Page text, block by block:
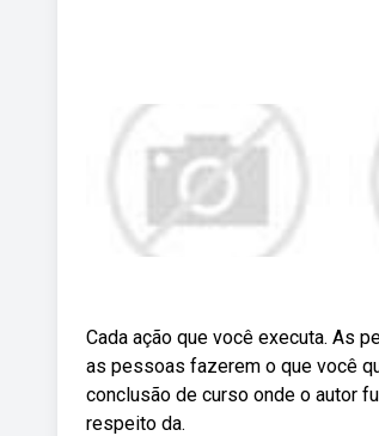
Cada ação que você executa. As
as pessoas fazerem o que você
conclusão de curso onde o autor
respeito da.